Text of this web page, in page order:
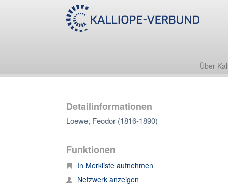
Über
Detailinformationen
Loewe, Feodor (1816-1890)
Funktionen
In Merkliste aufnehmen
Netzwerk anzeigen